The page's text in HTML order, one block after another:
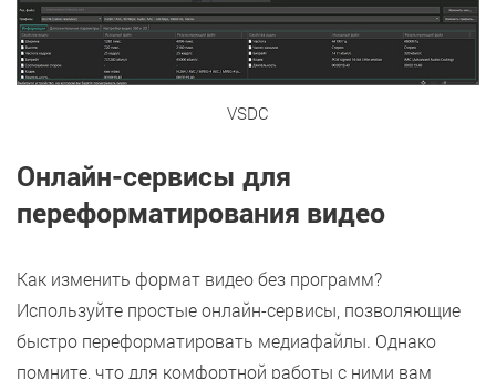
VSDC
Онлайн-сервисы для
переформатирования видео
Как изменить формат видео без программ?
Используйте простые онлайн-сервисы, позволяющие
быстро переформатировать медиафайлы. Однако
помните, что для комфортной работы с ними вам